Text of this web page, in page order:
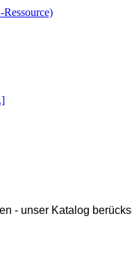
- unser Katalog